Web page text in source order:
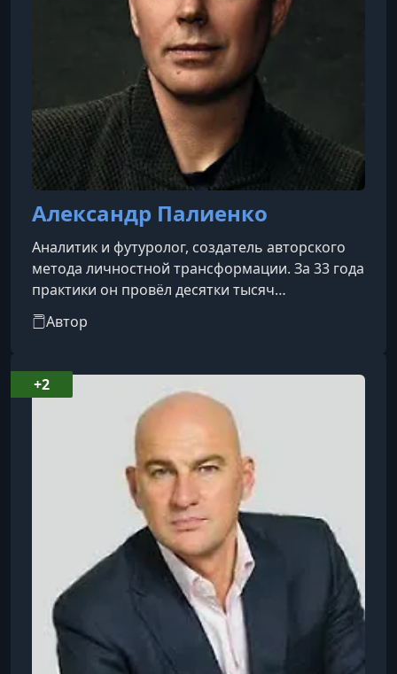
Александр Палиенко
Аналитик и футуролог, создатель авторского
метода личностной трансформации. За 33 года
практики он провёл десятки тысяч
индивидуальных консультаций и более трёхсот
мероприятий в двенадцати странах. Он также
удовольствие».
Автор
+2